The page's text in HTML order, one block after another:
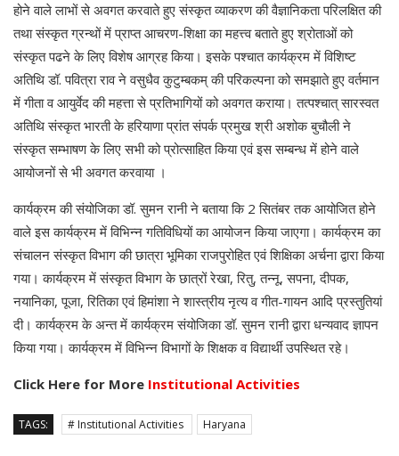
होने वाले लाभों से अवगत करवाते हुए संस्कृत व्याकरण की वैज्ञानिकता परिलक्षित की
तथा संस्कृत ग्रन्थों में प्राप्त आचरण-शिक्षा का महत्त्व बताते हुए श्रोताओं को
संस्कृत पढने के लिए विशेष आग्रह किया। इसके पश्चात कार्यक्रम में विशिष्ट
अतिथि डॉ. पवित्रा राव ने वसुधैव कुटुम्बकम् की परिकल्पना को समझाते हुए वर्तमान
में गीता व आयुर्वेद की महत्ता से प्रतिभागियों को अवगत कराया। तत्पश्चात् सारस्वत
अतिथि संस्कृत भारती के हरियाणा प्रांत संपर्क प्रमुख श्री अशोक बुचौली ने
संस्कृत सम्भाषण के लिए सभी को प्रोत्साहित किया एवं इस सम्बन्ध में होने वाले
आयोजनों से भी अवगत करवाया ।
कार्यक्रम की संयोजिका डॉ. सुमन रानी ने बताया कि 2 सितंबर तक आयोजित होने
वाले इस कार्यक्रम में विभिन्न गतिविधियों का आयोजन किया जाएगा। कार्यक्रम का
संचालन संस्कृत विभाग की छात्रा भूमिका राजपुरोहित एवं शिक्षिका अर्चना द्वारा किया
गया। कार्यक्रम में संस्कृत विभाग के छात्रों रेखा, रितु, तन्नू, सपना, दीपक,
नयानिका, पूजा, रितिका एवं हिमांशा ने शास्त्रीय नृत्य व गीत-गायन आदि प्रस्तुतियां
दी। कार्यक्रम के अन्त में कार्यक्रम संयोजिका डॉ. सुमन रानी द्वारा धन्यवाद ज्ञापन
किया गया। कार्यक्रम में विभिन्न विभागों के शिक्षक व विद्यार्थी उपस्थित रहे।
Click Here for More Institutional Activities
TAGS: # Institutional Activities Haryana